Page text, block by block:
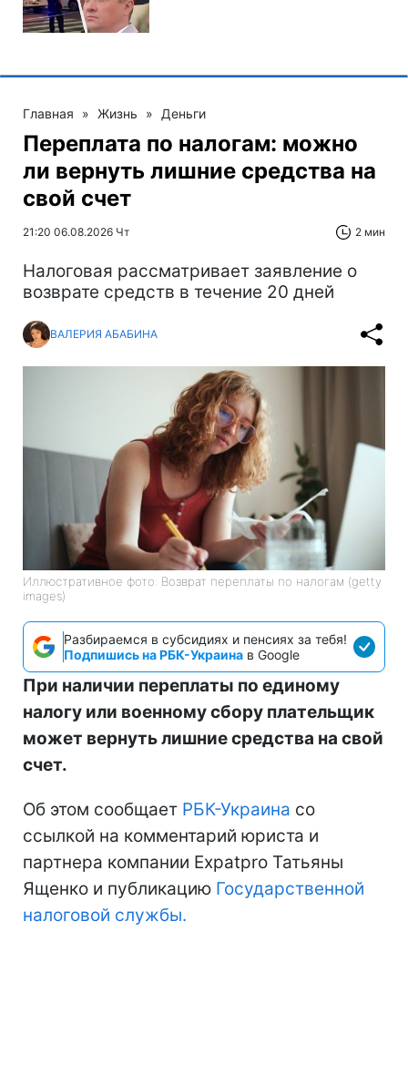
Главная » Жизнь » Деньги
Переплата по налогам: можно
ли вернуть лишние средства на
свой счет
21:20 06.08.2026 Чт 2 мин
Налоговая рассматривает заявление о
возврате средств в течение 20 дней
ВАЛЕРИЯ АБАБИНА
Иллюстративное фото: Возврат переплаты по налогам (getty
images)
Разбираемся в субсидиях и пенсиях за тебя!
Подпишись на РБК-Украина в Google
При наличии переплаты по единому
налогу или военному сбору плательщик
может вернуть лишние средства на свой
счет.
Об этом сообщает РБК-Украина со
ссылкой на комментарий юриста и
партнера компании Expatpro Татьяны
Ященко и публикацию Государственной
налоговой службы.